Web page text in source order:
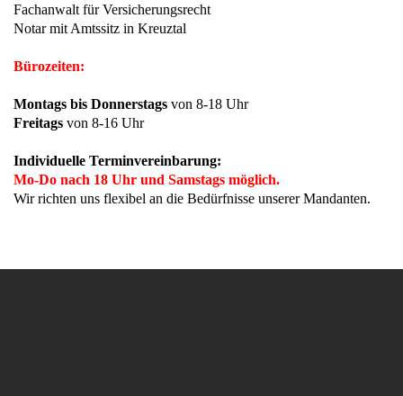
Fachanwalt für Versicherungsrecht
Notar mit Amtssitz in Kreuztal
Bürozeiten:
Montags bis Donnerstags von 8-18 Uhr
Freitags von 8-16 Uhr
Individuelle Terminvereinbarung:
Mo-Do nach 18 Uhr und Samstags möglich.
Wir richten uns flexibel an die Bedürfnisse unserer Mandanten.